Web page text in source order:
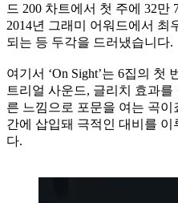
드 200 차트에서 첫 주에 32만
2014년 그래미 어워드에서 최
되는 등 두각을 드러냈습니다.
여기서 ‘On Sight’는 6집의 첫
트리얼 사운드, 글리치 효과
른 느낌으로 포문을 여는 곡
간에 삽입돼 극적인 대비를 이
다.